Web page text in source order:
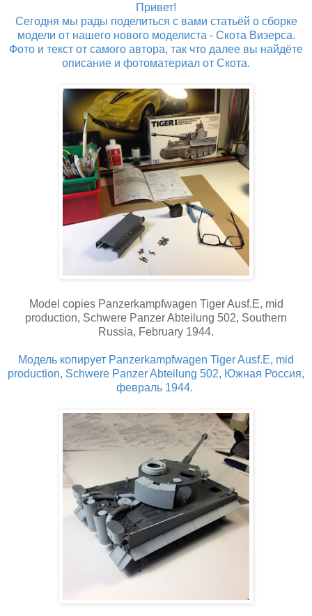
Привет!
Сегодня мы рады поделиться с вами статьёй о сборке
модели от нашего нового моделиста - Скота Визерса.
Фото и текст от самого автора, так что далее вы найдёте
описание и фотоматериал от Скота.
Model copies Panzerkampfwagen Tiger Ausf.E, mid
production, Schwere Panzer Abteilung 502, Southern
Russia, February 1944.
Модель копирует Panzerkampfwagen Tiger Ausf.E, mid
production, Schwere Panzer Abteilung 502, Южная Россия,
февраль 1944.